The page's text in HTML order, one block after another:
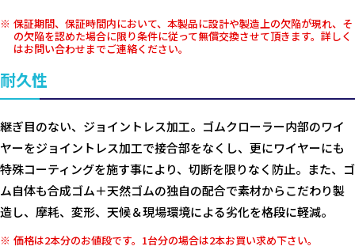
保証期間、保証時間内において、本製品に設計や製造上の欠陥が現れ、そ
の欠陥を認めた場合に限り条件に従って無償交換させて頂きます。詳しく
はお問い合わせまでご連絡ください。
耐久性
継ぎ目のない、ジョイントレス加工。ゴムクローラー内部のワイ
ヤーをジョイントレス加工で接合部をなくし、更にワイヤーにも
特殊コーティングを施す事により、切断を限りなく防止。また、ゴ
ム自体も合成ゴム＋天然ゴムの独自の配合で素材からこだわり製
造し、摩耗、変形、天候＆現場環境による劣化を格段に軽減。
価格は2本分のお値段です。1台分の場合は2本お買い求め下さい。